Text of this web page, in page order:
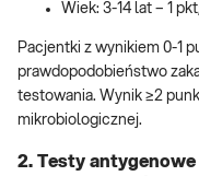
Wiek: 3-14 lat – 1
Pacjentki z wynikiem 0-1
prawdopodobieństwo
testowania. Wynik ≥2
mikrobiologicznej.
2. Testy antygenowe